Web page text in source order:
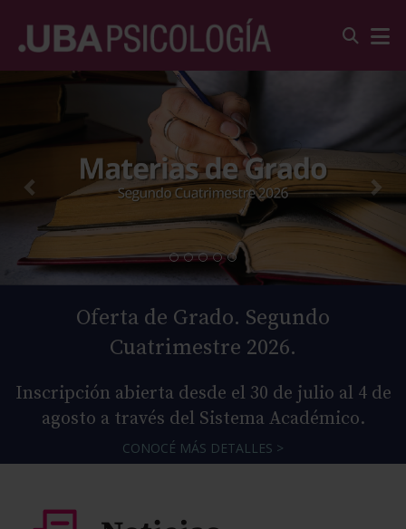
Oferta de Grado. Segundo
Cuatrimestre 2026.
Inscripción abierta desde el 30 de julio al 4 de
agosto a través del Sistema Académico.
CONOCÉ MÁS DETALLES >